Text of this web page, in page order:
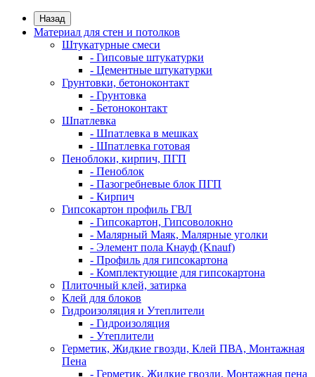
Назад
Материал для стен и потолков
Штукатурные смеси
- Гипсовые штукатурки
- Цементные штукатурки
Грунтовки, бетоноконтакт
- Грунтовка
- Бетоноконтакт
Шпатлевка
- Шпатлевка в мешках
- Шпатлевка готовая
Пеноблоки, кирпич, ПГП
- Пеноблок
- Пазогребневые блок ПГП
- Кирпич
Гипсокартон профиль ГВЛ
- Гипсокартон, Гипсоволокно
- Малярный Маяк, Малярные уголки
- Элемент пола Кнауф (Knauf)
- Профиль для гипсокартона
- Комплектующие для гипсокартона
Плиточный клей, затирка
Клей для блоков
Гидроизоляция и Утеплители
- Гидроизоляция
- Утеплители
Герметик, Жидкие гвозди, Клей ПВА, Монтажная
Пена
- Герметик, Жидкие гвозди, Монтажная пена